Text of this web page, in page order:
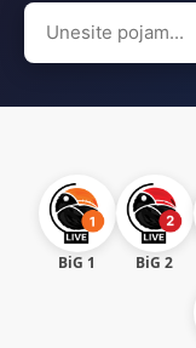
Search
for:
BiG 1 BiG 2